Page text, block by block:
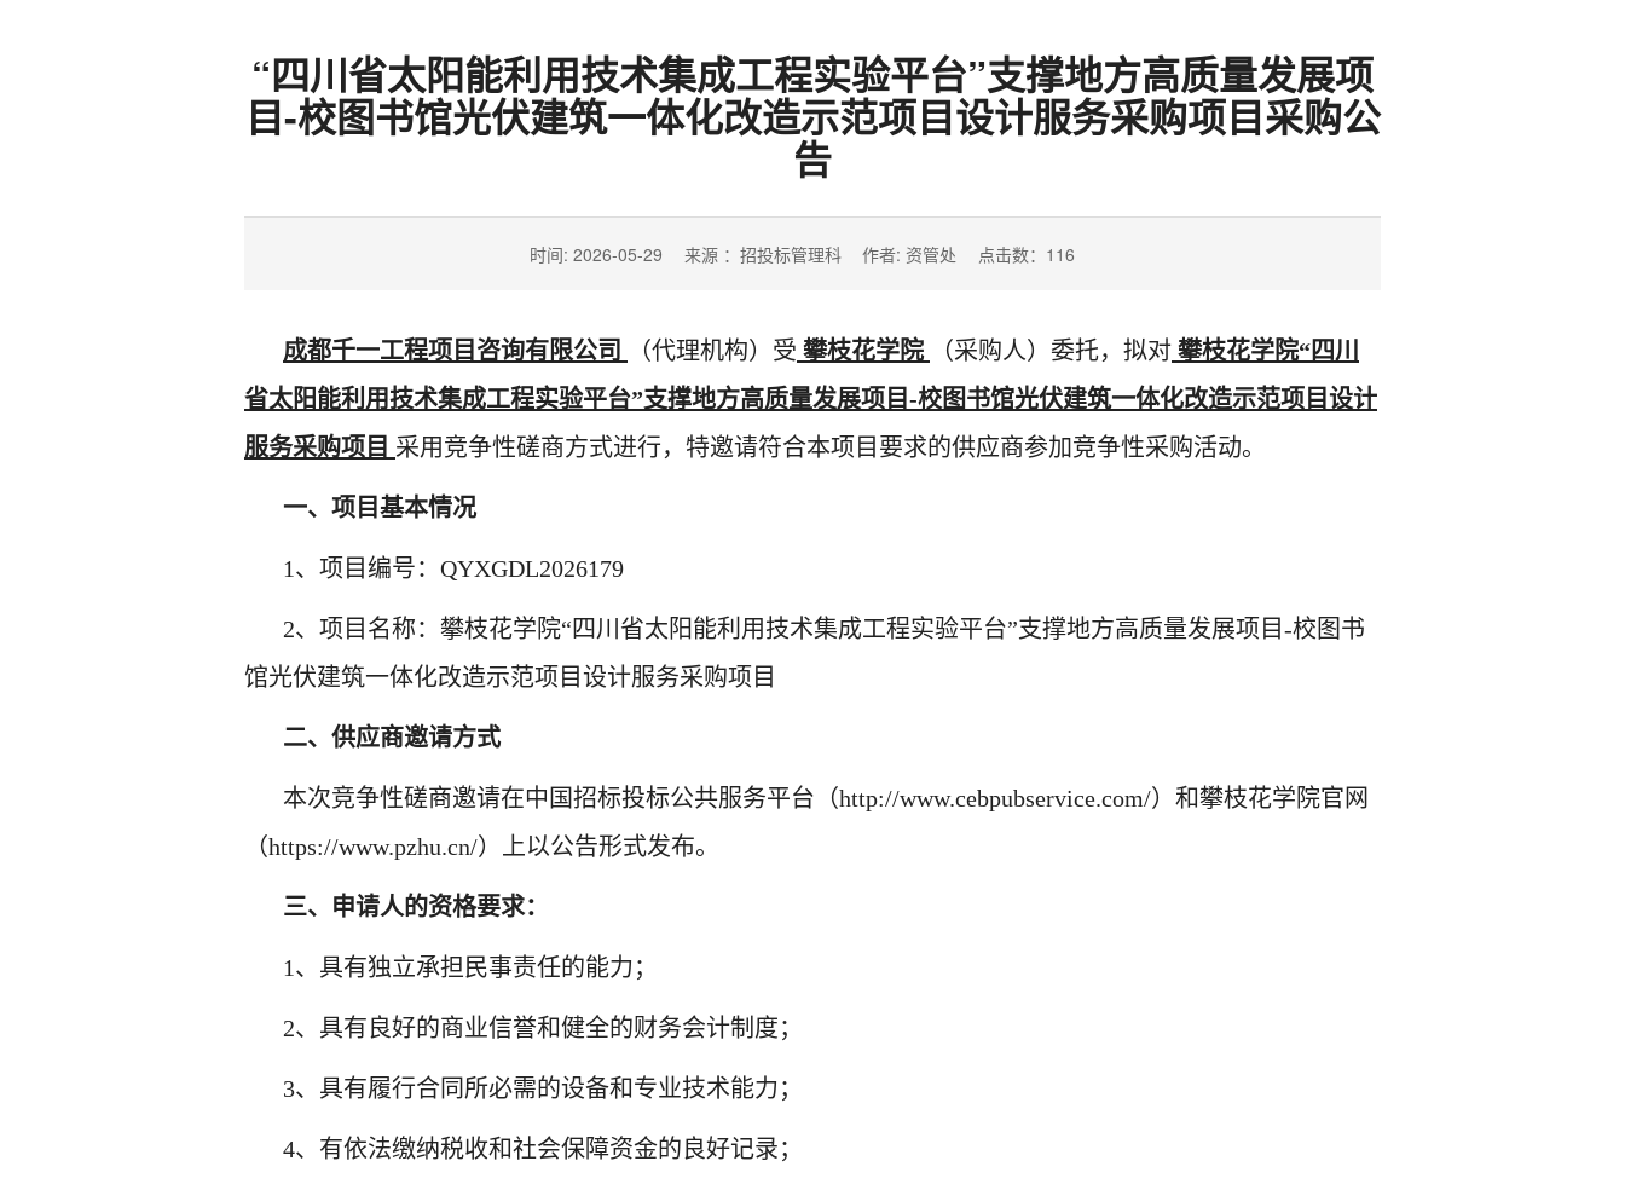
“四川省太阳能利用技术集成工程实验平台”支撑地方高质量发展项
目-校图书馆光伏建筑一体化改造示范项目设计服务采购项目采购公
告
时间: 2026-05-29 来源 ：招投标管理科 作者: 资管处 点击数： 116
成都千一工程项目咨询有限公司 （代理机构）受 攀枝花学院 （采购人）委托，拟对 攀枝花学院“四川
省太阳能利用技术集成工程实验平台”支撑地方高质量发展项目-校图书馆光伏建筑一体化改造示范项目设计
服务采购项目 采用竞争性磋商方式进行，特邀请符合本项目要求的供应商参加竞争性采购活动。
一、项目基本情况
1、项目编号： QYXGDL2026179
2、项目名称： 攀枝花学院“四川省太阳能利用技术集成工程实验平台”支撑地方高质量发展项目-校图书
馆光伏建筑一体化改造示范项目设计服务采购项目
二、供应商邀请方式
本次竞争性磋商邀请在中国招标投标公共服务平台（http://www.cebpubservice.com/）和攀枝花学院官网
（https://www.pzhu.cn/）
上以公告形式发布。
三、 申请人的资格要求：
1、具有独立承担民事责任的能力；
2、具有良好的商业信誉和健全的财务会计制度；
3、具有履行合同所必需的设备和专业技术能力；
4、 有依法缴纳税收和社会保障资金的良好记录；